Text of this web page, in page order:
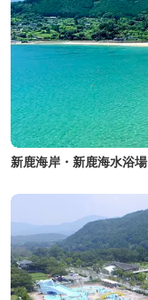
新鹿海岸・新鹿海水浴場